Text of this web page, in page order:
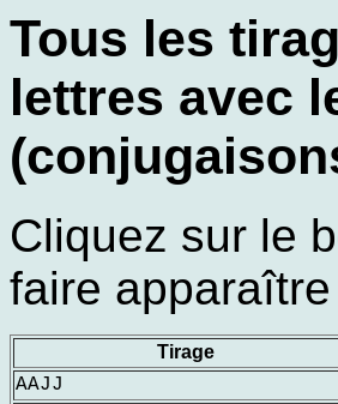
Tous les
lettres avec
Cliquez sur le
faire
Tirage
AAJJ